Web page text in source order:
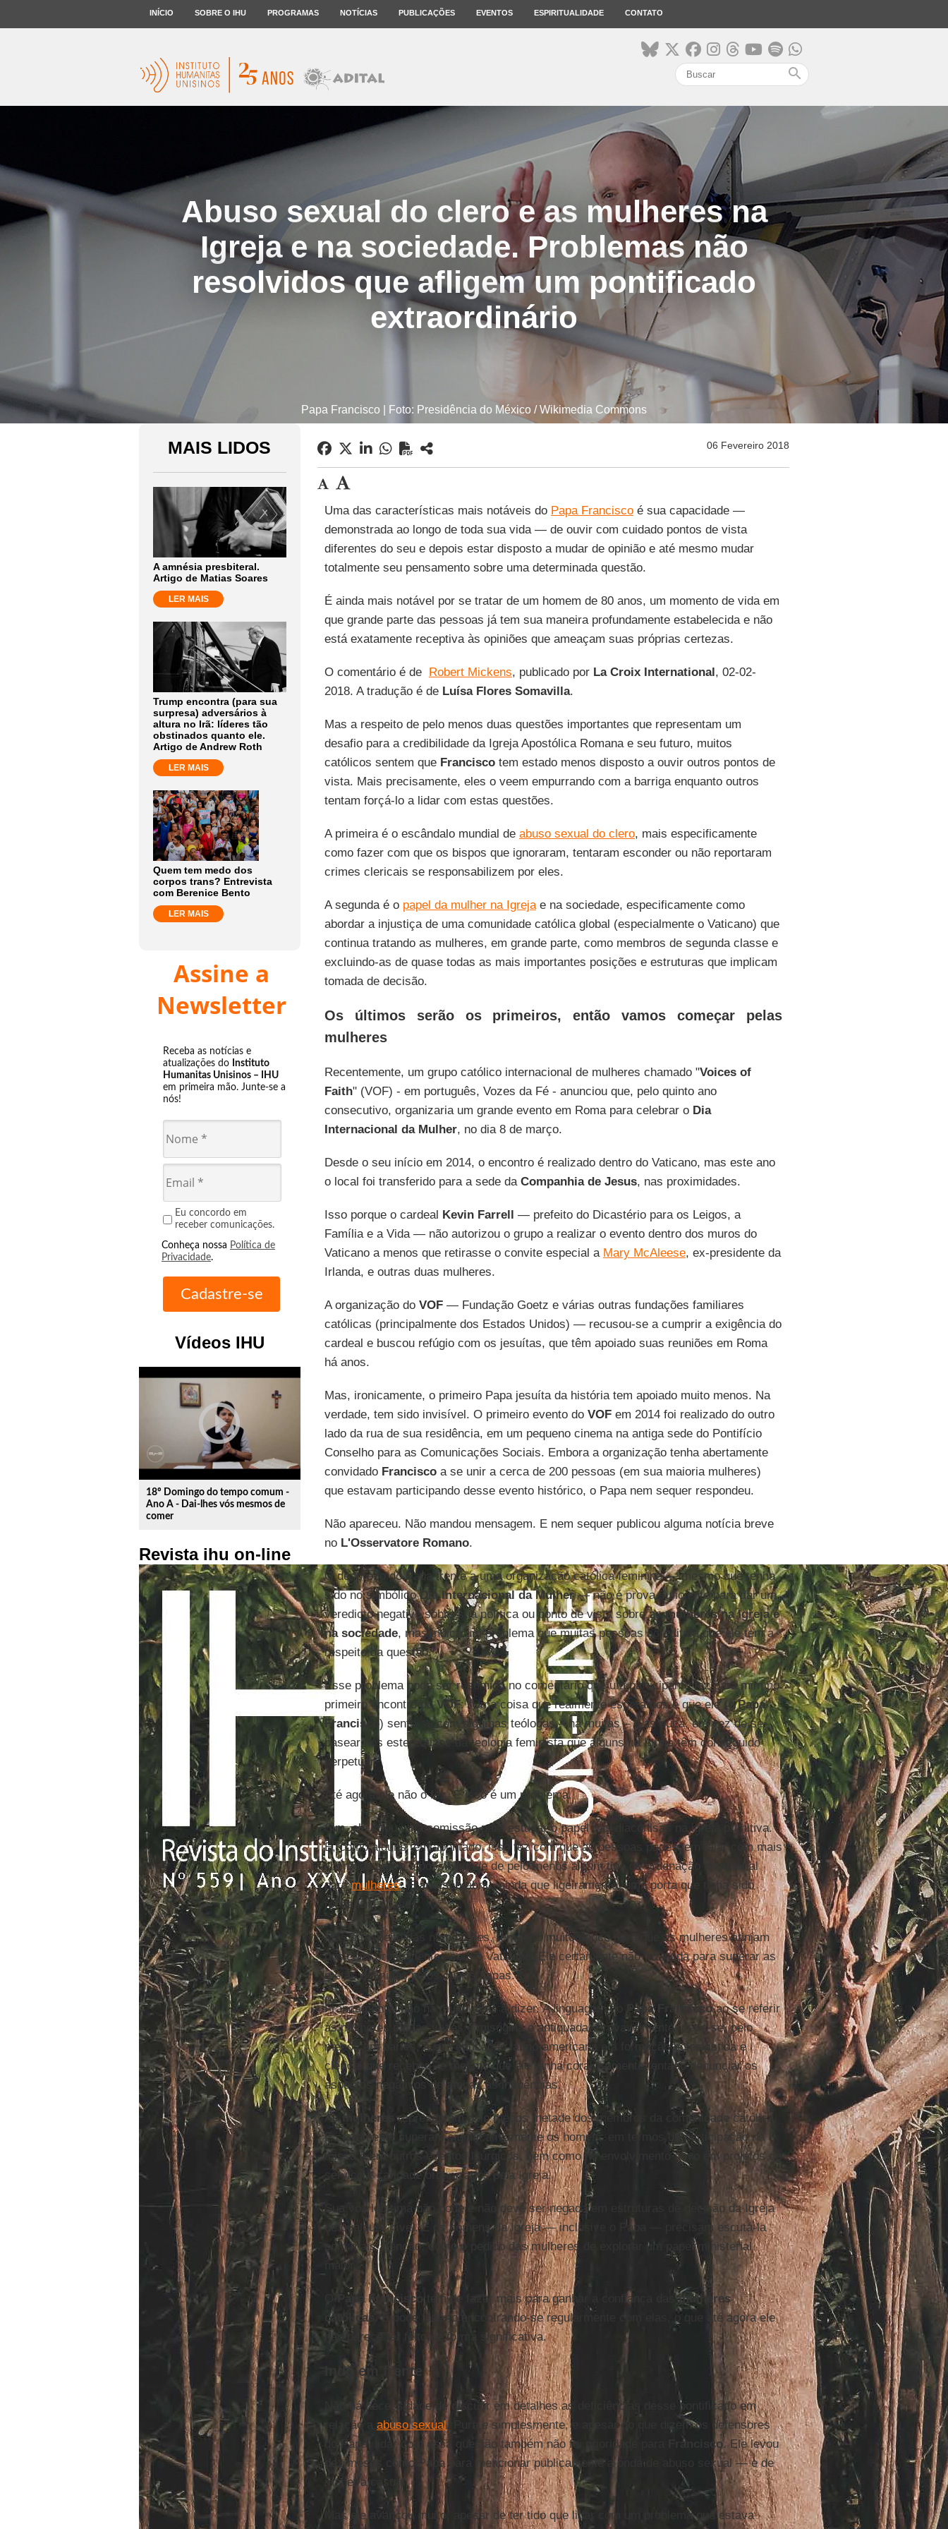
INÍCIO SOBRE O IHU PROGRAMAS NOTÍCIAS PUBLICAÇÕES EVENTOS ESPIRITUALIDADE CONTATO
search
Abuso sexual do clero e as mulheres na
Igreja e na sociedade. Problemas não
resolvidos que afligem um pontificado
extraordinário
Papa Francisco | Foto: Presidência do México / Wikimedia Commons
MAIS LIDOS
A amnésia presbiteral.
Artigo de Matias Soares
LER MAIS
Trump encontra (para sua
surpresa) adversários à
altura no Irã: líderes tão
obstinados quanto ele.
Artigo de Andrew Roth
LER MAIS
Quem tem medo dos
corpos trans? Entrevista
com Berenice Bento
LER MAIS
Assine a
Newsletter
Receba as notícias e
atualizações do Instituto
Humanitas Unisinos – IHU
em primeira mão. Junte-se a
nós!
Eu concordo em
receber comunicações.
Conheça nossa Política de
Privacidade.
Vídeos IHU
play_circle_outline
18º Domingo do tempo comum -
Ano A - Dai-lhes vós mesmos de
comer
Revista ihu on-line
06 Fevereiro 2018
Uma das características mais notáveis do Papa Franciscoé sua capacidade —
demonstrada ao longo de toda sua vida — de ouvir com cuidado pontos de vista
diferentes do seu e depois estar disposto a mudar de opinião e até mesmo mudar
totalmente seu pensamento sobre uma determinada questão.
É ainda mais notável por se tratar de um homem de 80 anos, um momento de vida em
que grande parte das pessoas já tem sua maneira profundamente estabelecida e não
está exatamente receptiva às opiniões que ameaçam suas próprias certezas.
O comentário é de Robert Mickens, publicado por La Croix International, 02-02-
2018. A tradução é de Luísa Flores Somavilla.
Mas a respeito de pelo menos duas questões importantes que representam um
desafio para a credibilidade da Igreja Apostólica Romana e seu futuro, muitos
católicos sentem que Franciscotem estado menos disposto a ouvir outros pontos de
vista. Mais precisamente, eles o veem empurrando com a barriga enquanto outros
tentam forçá-lo a lidar com estas questões.
A primeira é o escândalo mundial de abuso sexual do clero, mais especificamente
como fazer com que os bispos que ignoraram, tentaram esconder ou não reportaram
crimes clericais se responsabilizem por eles.
A segunda é o papel da mulher na Igrejae na sociedade, especificamente como
abordar a injustiça de uma comunidade católica global (especialmente o Vaticano) que
continua tratando as mulheres, em grande parte, como membros de segunda classe e
excluindo-as de quase todas as mais importantes posições e estruturas que implicam
tomada de decisão.
Os últimos serão os primeiros, então vamos começar pelas
mulheres
Recentemente, um grupo católico internacional de mulheres chamado "Voices of
Faith" (VOF) - em português, Vozes da Fé - anunciou que, pelo quinto ano
consecutivo, organizaria um grande evento em Roma para celebrar o Dia
Internacional da Mulher, no dia 8 de março.
Desde o seu início em 2014, o encontro é realizado dentro do Vaticano, mas este ano
o local foi transferido para a sede da Companhia de Jesus, nas proximidades.
Isso porque o cardeal Kevin Farrell — prefeito do Dicastério para os Leigos, a
Família e a Vida — não autorizou o grupo a realizar o evento dentro dos muros do
Vaticano a menos que retirasse o convite especial a Mary McAleese, ex-presidente da
Irlanda, e outras duas mulheres.
A organização do VOF— Fundação Goetz e várias outras fundações familiares
católicas (principalmente dos Estados Unidos) — recusou-se a cumprir a exigência do
cardeal e buscou refúgio com os jesuítas, que têm apoiado suas reuniões em Roma
há anos.
Mas, ironicamente, o primeiro Papa jesuíta da história tem apoiado muito menos. Na
verdade, tem sido invisível. O primeiro evento do VOFem 2014 foi realizado do outro
lado da rua de sua residência, em um pequeno cinema na antiga sede do Pontifício
Conselho para as Comunicações Sociais. Embora a organização tenha abertamente
convidado Franciscoa se unir a cerca de 200 pessoas (em sua maioria mulheres)
que estavam participando desse evento histórico, o Papa nem sequer respondeu.
Não apareceu. Não mandou mensagem. E nem sequer publicou alguma notícia breve
no L'Osservatore Romano.
O desprezo do Papa frente a uma organização católica feminina — mesmo que tenha
sido no simbólicoDia Internacional da Mulher— não é prova suficiente para dar um
veredicto negativo sobre sua política ou ponto de vista sobre asmulheres na Igreja e
na sociedade, mas indica um problema que muitas pessoas acreditam que ele tem a
respeito da questão.
Esse problema pode ser resumido no comentário que um participante fez para mim no
primeiro encontro doVOF: "Uma coisa que realmente esperamos é que ele (oPapa
Francisco) sente-se com algumas teólogas – há muitas – e as ouça, em vez de se
basear nos estereótipos da teologia feminista que alguns na Igreja têm conseguido
perpetuar."
Até agora ele não o fez. E isso é um problema.
Sim, ele criou uma comissão para estudar o papel das diaconisas na igreja primitiva.
E, como alguns têm apontado, isso fez com que as pessoas pudessem falar com mais
liberdade sobre a possibilidade de pelo menos algum tipo de ordenação ministerial
paramulheres.Franciscoabriu, ainda que ligeiramente, uma porta que tinha sido
fechada a chaves.
Mas a respeito das nomeações, tem feito muito pouco para que as mulheres atinjam
posições proeminentes com o Vaticano. Ele certamente não fez nada para superar as
metas definidas pelos outros papas.
Francamente, não há muito mais a dizer. A linguagem do Papa Franciscoao se referir
às mulheres muitas vezes é misógina e antiquada. Provavelmente, deve-se, pelo
menos em partes, à sua educação latino-americana e à formação eclesiástica e
clerical que recebeu — mesmo que ele tenha corajosamente tentado denunciar os
aspectos negativos de ambas as influências.
Asmulheres
representam pelo menos metade dos membros da comunidade católica.
E certamente superam significativamente os homens em termos de participação na
missa e em outros eventos litúrgicos, bem como no envolvimento ativo em projetos de
serviço e caridade organizados pela Igreja.
Sua voz legítima não pode e não deve ser negada em estruturas de decisão da Igreja
de qualquer nível. E os homens da Igreja — inclusive o Papa — precisam escutá-la
com mais atenção, como o pedido das mulheres de explorar um papel ministerial
maior.
Papa Francisco tem de fazer mais para ganhar a confiança dasmulheres
católicas . E pode fazê-lo encontrando-se regularmente com elas, o que até agora ele
não parece ter feito de forma significativa.
Indo em frente
Não há necessidade de discutir em detalhes as deficiências desse pontificado em
relação a abuso sexual. Pura e simplesmente, e apesar do que dizem os defensores
do Papa, lidar com essa questão também não foi prioridade para
Francisco. Ele levou
dez meses como Papa para mencionar publicamente a onda de abuso sexual — e de
maneira casual.
Mas ele avançou muito, apesar de ter tido que lidar com um problema que estava